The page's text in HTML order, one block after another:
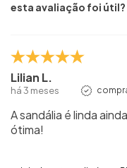
esta avaliação foi útil?
Lilian L.
há 3 meses
A sandália é linda
ótima!